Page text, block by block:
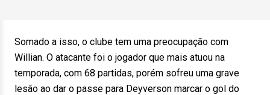
Somado a isso, o clube tem uma preocupação com
Willian. O atacante foi o jogador que mais atuou na
temporada, com 68 partidas, porém sofreu uma grave
lesão ao dar o passe para Deyverson marcar o gol do